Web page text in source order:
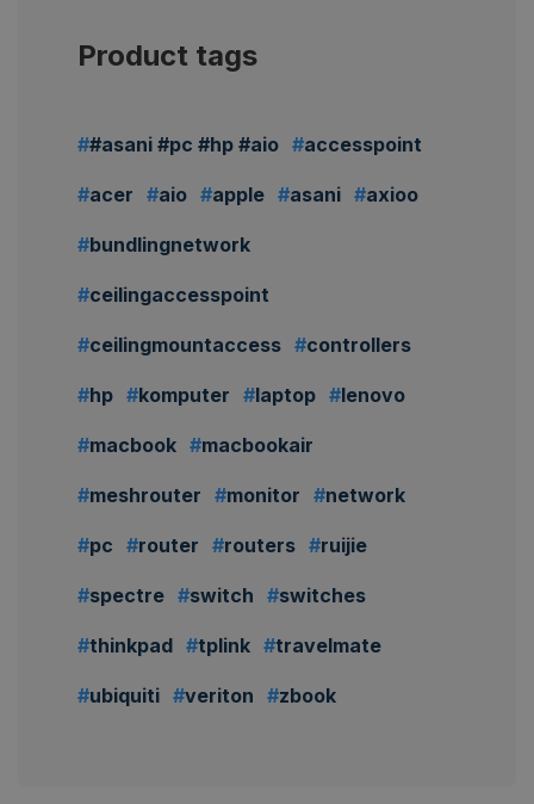
Product tags
#asani #pc #hp #aio accesspoint
acer aio apple asani axioo
bundlingnetwork
ceilingaccesspoint
ceilingmountaccess controllers
hp komputer laptop lenovo
macbook macbookair
meshrouter monitor network
pc router routers ruijie
spectre switch switches
thinkpad tplink travelmate
ubiquiti veriton zbook